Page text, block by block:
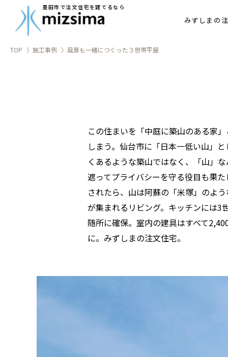
豊田市で注文住宅を建てるなら
みずしまの
家づくりの
TOP 施工事例 風景も一緒につくった３世帯平屋
この住まいを「中庭に築山のある家
しまう。仙台市に「日本一低い山」
くあるような築山ではなく、「山」
遮ってプライバシーを守る役目も果
されたら、山は阿蘇の「米塚」のよ
が集まれるリビング。キッチンには3
随所に確保。室内の建具はすべて
に。みずしまの注文住宅。